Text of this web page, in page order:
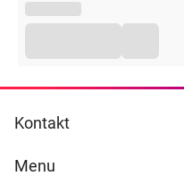
Kontakt
Menu